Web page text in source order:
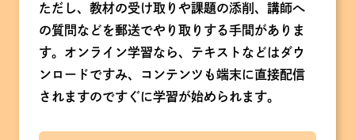
ただし、教材の受け取りや課題の添削、講師へ
の質問などを郵送でやり取りする手間がありま
す。オンライン学習なら、テキストなどはダウ
ンロードですみ、コンテンツも端末に直接配信
されますのですぐに学習が始められます。